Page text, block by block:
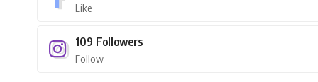
Like
109 Followers
Follow